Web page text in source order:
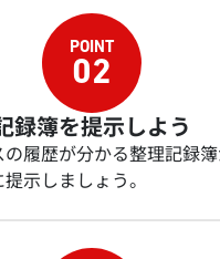
録簿を提示しよう
の履歴が分かる整理記録
示しましょう。